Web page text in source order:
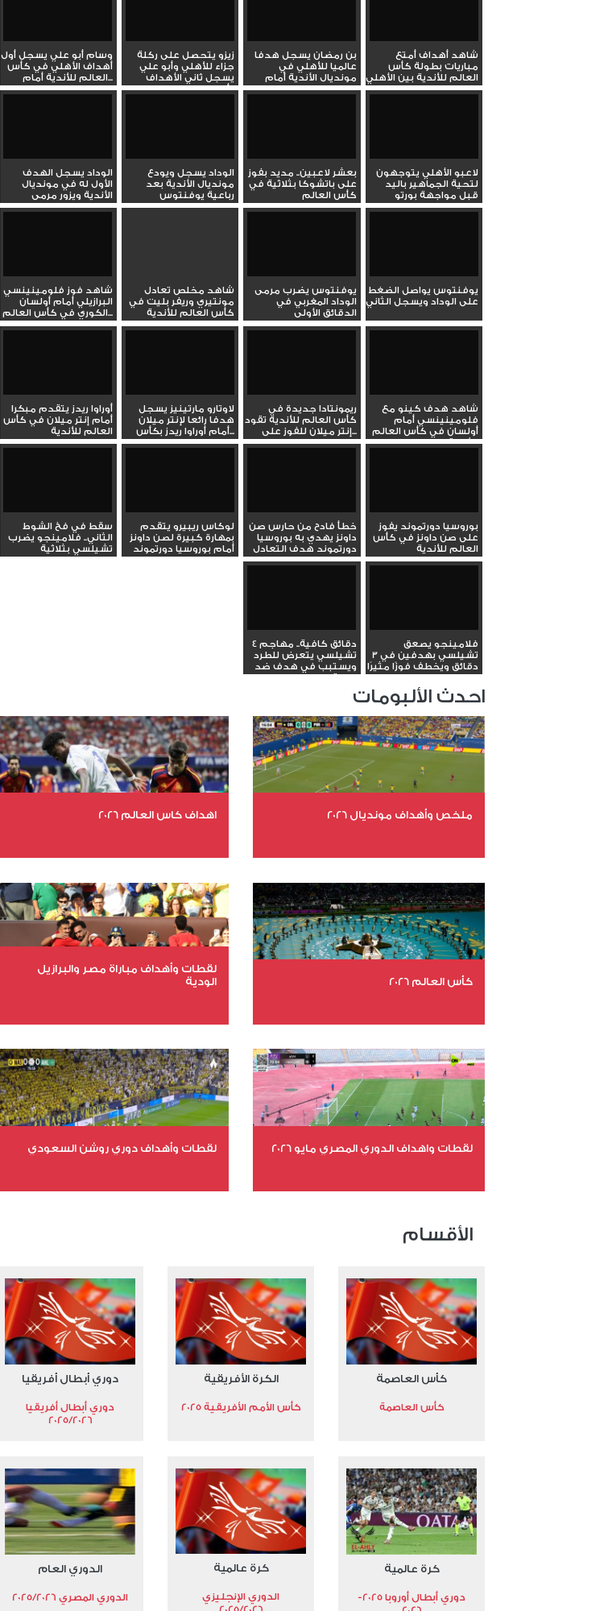
شاهد أهداف أمتع
مباريات بطولة كأس
العالم للأندية بين الأهلي
وبورتو
بن رمضان يسجل هدفا
عالميا للأهلي في
مونديال الأندية أمام
بورتو
زيزو يتحصل على ركلة
جزاء للأهلي وأبو علي
يسجل ثاني الأهداف
أمام...
وسام أبو علي يسجل أول
أهداف الأهلي في كأس
العالم للأندية أمام...
لاعبو الأهلي يتوجهون
لتحية الجماهير باليد
قبل مواجهة بورتو
بعشر لاعبين.. مديد بفوز
على باتشوكا بثلاثية في
كأس العالم
الوداد يسجل ويودع
مونديال الأندية بعد
رباعية يوفنتوس
الوداد يسجل الهدف
الأول له في مونديال
الأندية ويزور مرمى
يوفنتوس
يوفنتوس يواصل الضغط
على الوداد ويسجل الثاني
يوفنتوس يضرب مرمى
الوداد المغربي في
الدقائق الأولى
شاهد مخلص تعادل
مونتيري وريفر بليت في
كأس العالم للأندية
شاهد فوز فلومينينسي
البرازيلي أمام أولسان
الكوري في كأس العالم...
شاهد هدف كينو مع
فلومينينسي أمام
أولسان في كأس العالم
للأندية
ريمونتادا جديدة في
كأس العالم للأندية تقود
إنتر ميلان للفوز على...
لاوتارو مارتينيز يسجل
هدفا رائعا لإنتر ميلان
أمام أوراوا ريدز بكأس...
أوراوا ريدز يتقدم مبكرا
أمام إنتر ميلان في كأس
العالم للأندية
بوروسيا دورتموند يفوز
على صن داونز في كأس
العالم للأندية
خطأ فادح من حارس صن
داونز يهدي به بوروسيا
دورتموند هدف التعادل
لوكاس ريبيرو يتقدم
بمهارة كبيرة لصن داونز
أمام بوروسيا دورتموند
سقط في فخ الشوط
الثاني.. فلامينجو يضرب
تشيلسي بثلاثية
فلامينجو يصعق
تشيلسي بهدفين في 3
دقائق ويخطف فوزًا مثيرًا
4 دقائق كافية.. مهاجم
تشيلسي يتعرض للطرد
ويستبب في هدف ضد
فريقه...
احدث الألبومات
ملخص وأهداف مونديال 2026
عدد المشاهدات 4588
اهداف كاس العالم 2026
عدد المشاهدات 1969
كأس العالم 2026
عدد المشاهدات 10443
لقطات وأهداف مباراة مصر والبرازيل
الودية
عدد المشاهدات 15514
لقطات واهداف الدوري المصري مايو 2026 لقطات وأهداف دوري روشن السعودي
الأقسام
كأس العاصمة
كأس العاصمة
الكرة الأفريقية
كأس الأمم الأفريقية 2025
دوري أبطال أفريقيا
دوري أبطال أفريقيا
2025/2026
كرة عالمية
دوري أبطال أوروبا 2025-
كرة عالمية
الدوري الإنجليزي
الدوري العام
الدوري المصري 2025/2026